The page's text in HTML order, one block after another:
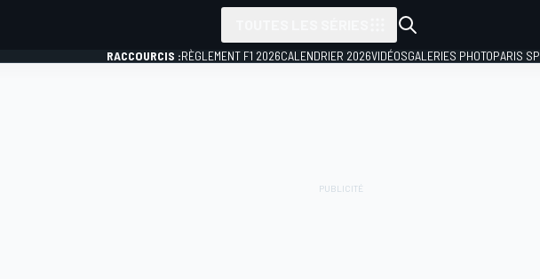
RACCOURCIS :RÈGLEMENT F1 2026CALENDRIER 2026VIDÉOSGALERIES PHOTOPARIS